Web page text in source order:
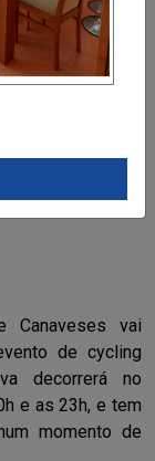
Canaveses vai
de cycling
decorrerá no
e as 23h, e tem
momento de